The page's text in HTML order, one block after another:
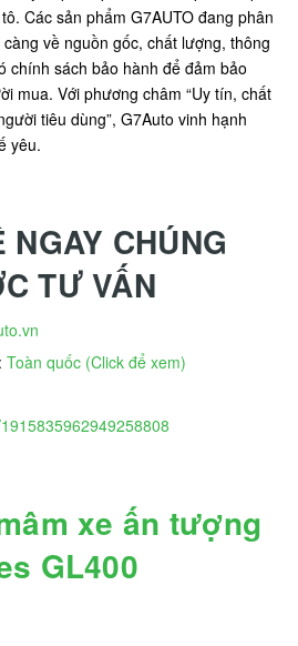
Các sản phẩm G7AUTO đang phân
về nguồn gốc, chất lượng, thông
chính sách bảo hành để đảm bảo
mua. Với phương châm “Uy tín, chất
tiêu dùng”, G7Auto vinh hạnh
yêu.
NGAY CHÚNG
TƯ VẤN
: Toàn quốc (Click để xem)
xe ấn tượng
GL400